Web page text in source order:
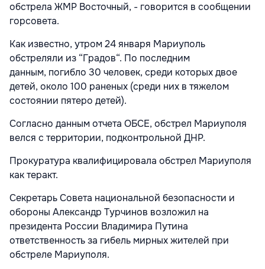
обстрела ЖМР Восточный, - говорится в сообщении
горсовета.
Как известно, утром 24 января Мариуполь
обстреляли из “Градов“. По последним
данным, погибло 30 человек, среди которых двое
детей, около 100 раненых (среди них в тяжелом
состоянии пятеро детей).
Согласно данным отчета ОБСЕ, обстрел Мариуполя
велся с территории, подконтрольной ДНР.
Прокуратура квалифицировала обстрел Мариуполя
как теракт.
Секретарь Совета национальной безопасности и
обороны Александр Турчинов возложил на
президента России Владимира Путина
ответственность за гибель мирных жителей при
обстреле Мариуполя.